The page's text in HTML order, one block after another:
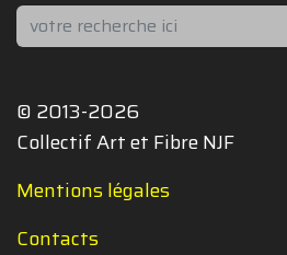
Rechercher
© 2013-2026
Collectif Art et Fibre NJF
Mentions légales
Contacts